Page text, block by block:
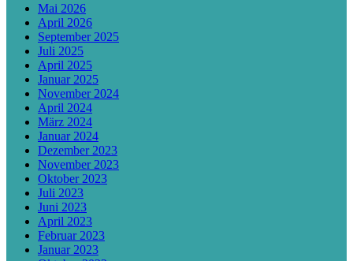
Mai 2026
April 2026
September 2025
Juli 2025
April 2025
Januar 2025
November 2024
April 2024
März 2024
Januar 2024
Dezember 2023
November 2023
Oktober 2023
Juli 2023
Juni 2023
April 2023
Februar 2023
Januar 2023